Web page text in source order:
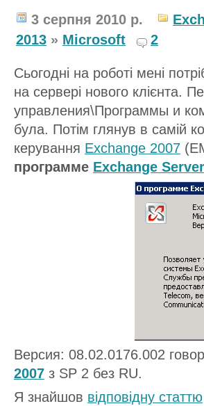
3 серпня 2010 р.
2013 » Microsoft 2
Сьогодні на роботі мені
на сервері нового клієнта.
управления\Программы и
була. Потім глянув в самій
керування Exchange 2007
программе Exchange
Версия: 08.02.0176.002
2007 з SP 2 без RU.
Я знайшов відповідну статтю